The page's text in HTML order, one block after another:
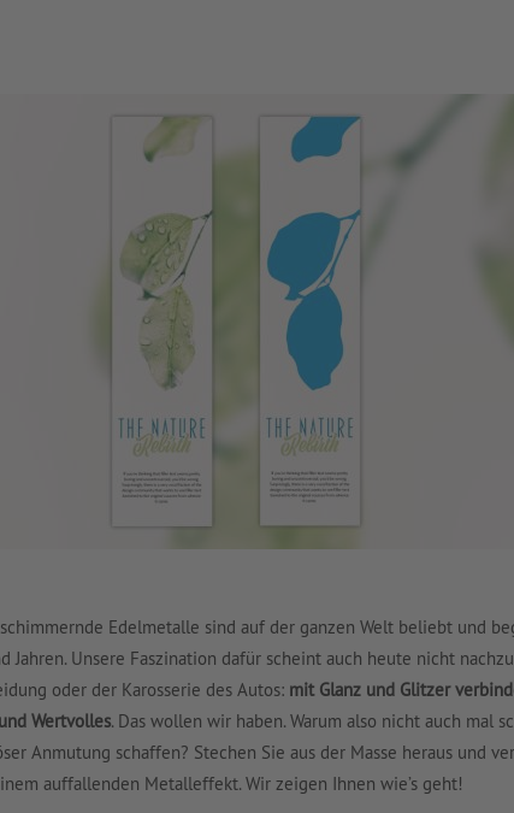
Edelmetalle sind auf der ganzen Welt beliebt und
Jahren. Unsere Faszination dafür scheint auch heute nicht
oder der Karosserie des Autos: mit Glanz und Glitzer
Wertvolles. Das wollen wir haben. Warum also nicht auch mal
Anmutung schaffen? Stechen Sie aus der Masse heraus und
auffallenden Metalleffekt. Wir zeigen Ihnen wie’s geht!